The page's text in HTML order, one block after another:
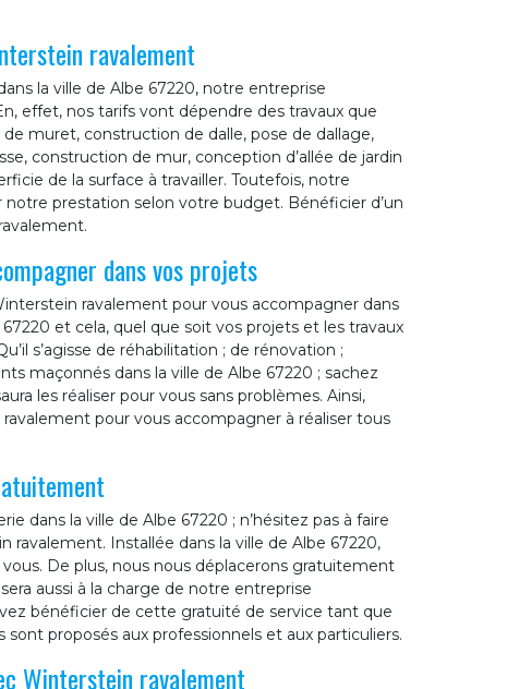
ravalement
la ville de Albe 67220, notre entreprise
effet, nos tarifs vont dépendre des travaux que
muret, construction de dalle, pose de dallage,
construction de mur, conception d’allée de jardin
de la surface à travailler. Toutefois, notre
prestation selon votre budget. Bénéficier d’un
dans vos projets
ravalement pour vous accompagner dans
et cela, quel que soit vos projets et les travaux
s’agisse de réhabilitation ; de rénovation ;
maçonnés dans la ville de Albe 67220 ; sachez
les réaliser pour vous sans problèmes. Ainsi,
pour vous accompagner à réaliser tous
dans la ville de Albe 67220 ; n’hésitez pas à faire
Installée dans la ville de Albe 67220,
De plus, nous nous déplacerons gratuitement
aussi à la charge de notre entreprise
bénéficier de cette gratuité de service tant que
proposés aux professionnels et aux particuliers.
Winterstein ravalement